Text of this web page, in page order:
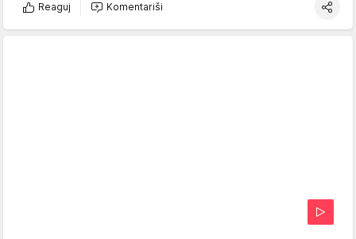
Reaguj Komentariši